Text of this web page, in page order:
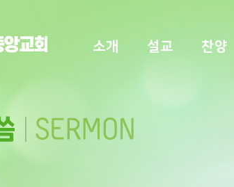
소개 설교 찬양